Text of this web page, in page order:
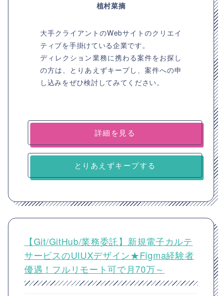
植村菜摘
大手クライアントのWebサイトのクリエイ
ティブを手掛けている企業です。
ディレクション業務に携わる案件をお探し
の方は、とりあえずキープし、案件への申
し込みをぜひ検討してみてください。
詳細を見る
とりあえずキープする
【Git/GitHub/業務委託】新規電子カルテ
サービスのUIUXデザイン★Figma経験者
優遇！フルリモート可で月70万～